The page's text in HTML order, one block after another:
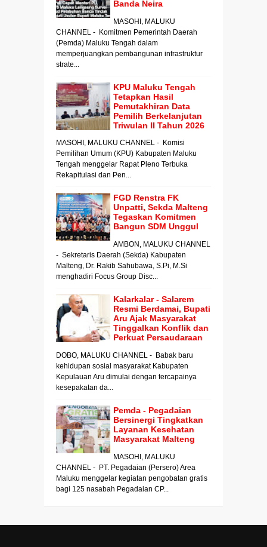
Banda Neira
MASOHI, MALUKU
CHANNEL - Komitmen Pemerintah Daerah
(Pemda) Maluku Tengah dalam
memperjuangkan pembangunan infrastruktur
strate...
KPU Maluku Tengah
Tetapkan Hasil
Pemutakhiran Data
Pemilih Berkelanjutan
Triwulan II Tahun 2026
MASOHI, MALUKU CHANNEL - Komisi
Pemilihan Umum (KPU) Kabupaten Maluku
Tengah menggelar Rapat Pleno Terbuka
Rekapitulasi dan Pen...
FGD Renstra FK
Unpatti, Sekda Malteng
Tegaskan Komitmen
Bangun SDM Unggul
AMBON, MALUKU CHANNEL
- Sekretaris Daerah (Sekda) Kabupaten
Malteng, Dr. Rakib Sahubawa, S.Pi, M.Si
menghadiri Focus Group Disc...
Kalarkalar - Salarem
Resmi Berdamai, Bupati
Aru Ajak Masyarakat
Tinggalkan Konflik dan
Perkuat Persaudaraan
DOBO, MALUKU CHANNEL - Babak baru
kehidupan sosial masyarakat Kabupaten
Kepulauan Aru dimulai dengan tercapainya
kesepakatan da...
Pemda - Pegadaian
Bersinergi Tingkatkan
Layanan Kesehatan
Masyarakat Malteng
MASOHI, MALUKU
CHANNEL - PT. Pegadaian (Persero) Area
Maluku menggelar kegiatan pengobatan gratis
bagi 125 nasabah Pegadaian CP...